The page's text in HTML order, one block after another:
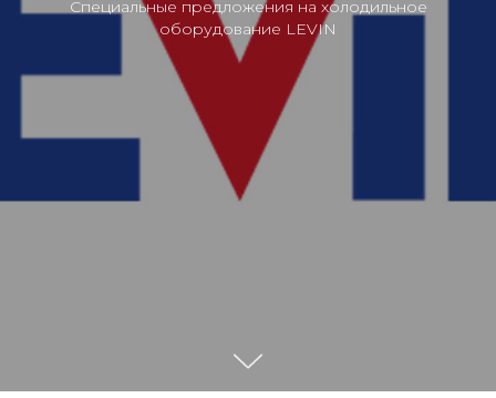
Специальные предложения на холодильное
оборудование LEVIN